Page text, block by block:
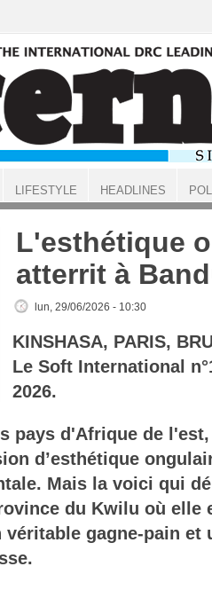
L'esthétique
atterrit à
lun, 29/06/2026 - 10:30
KINSHASA, PARIS,
Le Soft International
2026.
pays d'Afrique de
d’esthétique
Mais la voici qui
du Kwilu où elle
gagne-pain et
LIFESTYLE HEADLINES